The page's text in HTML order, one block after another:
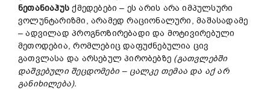
ნეთანიაჰუს ქმედებები – ეს არის არა იმპულსური
ვოლუნტარიზმი, არამედ რაციონალური, მაშასადამე
– ადვილად პროგნოზირებადი და მოტივირებული
მეთოდებია, რომლებიც დაფუძნებულია ცივ
გათვლასა და არსებულ პირობებზე (გათვლებში
დაშვებული შეცდომები– ცალკე თემაა და აქარ
განიხილება).